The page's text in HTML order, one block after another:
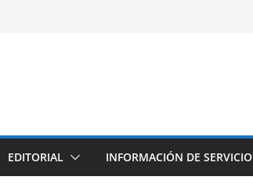
EDITORIAL INFORMACIÓN DE SERVICIO